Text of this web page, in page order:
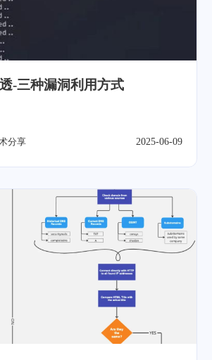
-三种漏洞利用方式
分享 2025-06-09